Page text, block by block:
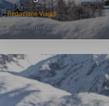
Redazione Viaggi
15 Novembre 2023